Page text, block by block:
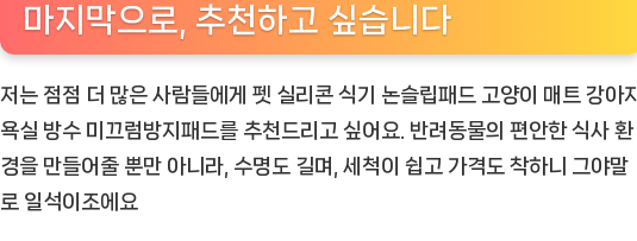
마지막으로, 추천하고 싶습니다
저는 점점 더 많은 사람들에게 펫 실리콘 식기 논슬립패드 고양이 매트 강아지
욕실 방수 미끄럼방지패드를 추천드리고 싶어요. 반려동물의 편안한 식사 환
경을 만들어줄 뿐만 아니라, 수명도 길며, 세척이 쉽고 가격도 착하니 그야말
로 일석이조에요